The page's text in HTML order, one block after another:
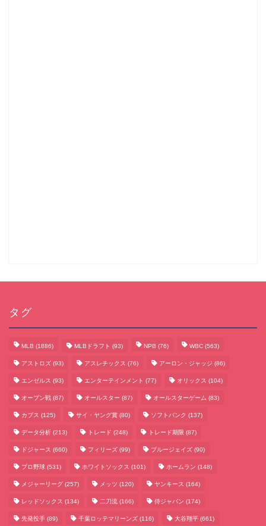
タグ
MLB (1886) MLBドラフト (93) NPB (76) WBC (563)
アストロズ (93) アスレチックス (76) アーロン・ジャッジ (86)
エンゼルス (93) エンターテインメント (77) オリックス (104)
オープン戦 (87) オールスター (87) オールスターゲーム (83)
カブス (125) サイ・ヤング賞 (80) ソフトバンク (137)
データ分析 (213) トレード (248) トレード期限 (87)
ドジャース (660) フィリーズ (99) ブルージェイズ (90)
プロ野球 (531) ホワイトソックス (101) ホームラン (148)
メジャーリーグ (257) メッツ (120) ヤンキース (164)
レッドソックス (134) 二刀流 (166) 侍ジャパン (174)
先発投手 (89) 千葉ロッテマリーンズ (116) 大谷翔平 (661)
テクノロジーまとめ